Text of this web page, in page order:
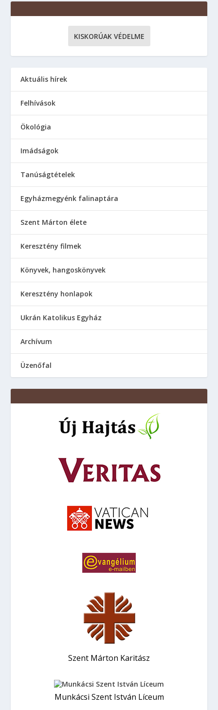
KISKORÚAK VÉDELME
Aktuális hírek
Felhívások
Ökológia
Imádságok
Tanúságtételek
Egyházmegyénk falinaptára
Szent Márton élete
Keresztény filmek
Könyvek, hangoskönyvek
Keresztény honlapok
Ukrán Katolikus Egyház
Аrchívum
Üzenőfal
Szent Márton Karitász
Munkácsi Szent István Líceum